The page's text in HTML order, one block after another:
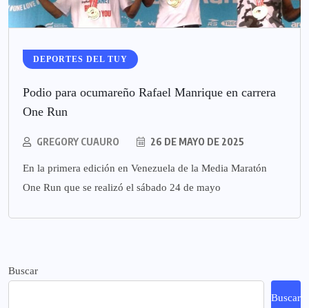
DEPORTES DEL TUY
Podio para ocumareño Rafael Manrique en carrera
One Run
GREGORY CUAURO 26 DE MAYO DE 2025
En la primera edición en Venezuela de la Media Maratón
One Run que se realizó el sábado 24 de mayo
Buscar
Buscar